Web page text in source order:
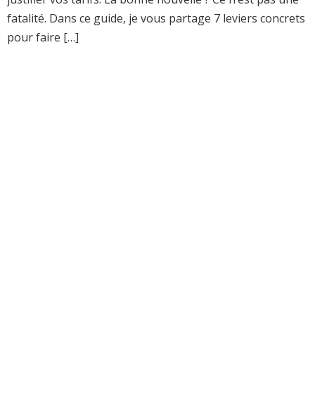
fatalité. Dans ce guide, je vous partage 7 leviers concrets
pour faire […]